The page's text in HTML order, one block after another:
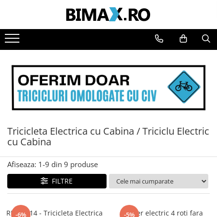
Toate Produsele
Triciclete Electrice
⬇ TIPURI
➔ Cu 1 Loc
➔ Cu 2 Locuri
➔ Acoperita
➔ Adulti - 2 Locuri
➔ Adulti - cu Cabina
➔ Cu 3 Roti
➔ Cu Cabina
➔ Cu Cabina fara Permis
➔ Cu Cabina Inchisa
➔ Cu Remorca
Tricicleta Electrica cu Cabina / Triciclu Electric
cu Cabina
Afiseaza: 1-9 din 9 produse
FILTRE
-6%
RDB T414 - Tricicleta Electrica
-5%
Scuter electric 4 roti fara